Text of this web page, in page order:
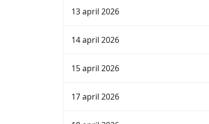
13 april 2026
14 april 2026
15 april 2026
17 april 2026